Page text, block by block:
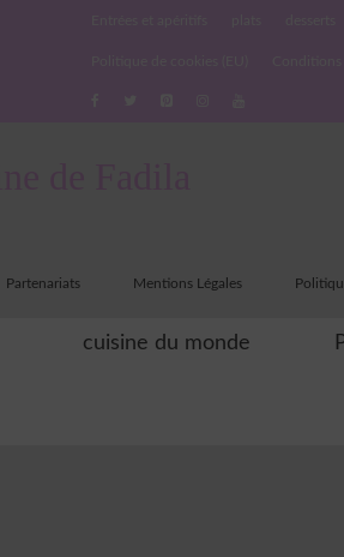
Partenariats Mentions Légales
cuisine du monde